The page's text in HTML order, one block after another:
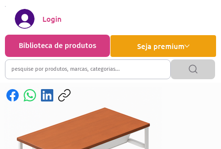
Seja premium
Biblioteca de produtos
Login